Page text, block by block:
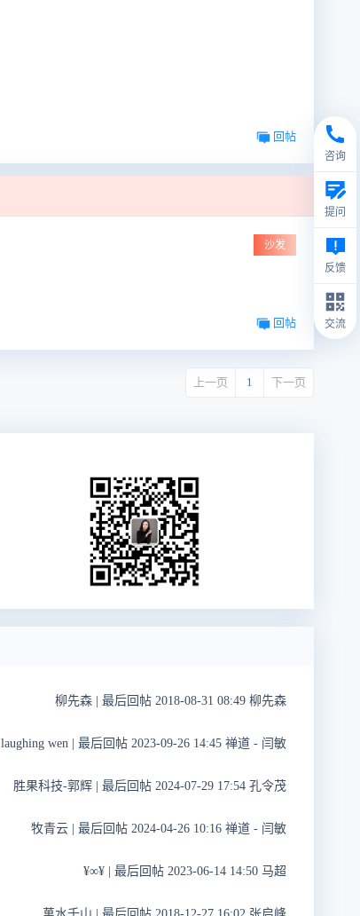
回帖
沙发
回帖
上一页 1 下一页
柳先森 最后回帖 2018-08-31 08:49 柳先森
laughing wen 最后回帖 2023-09-26 14:45 禅道 - 闫敏
胜果科技-郭辉 最后回帖 2024-07-29 17:54 孔令茂
牧青云 最后回帖 2024-04-26 10:16 禅道 - 闫敏
¥∞¥ 最后回帖 2023-06-14 14:50 马超
咨询
提问
反馈
交流